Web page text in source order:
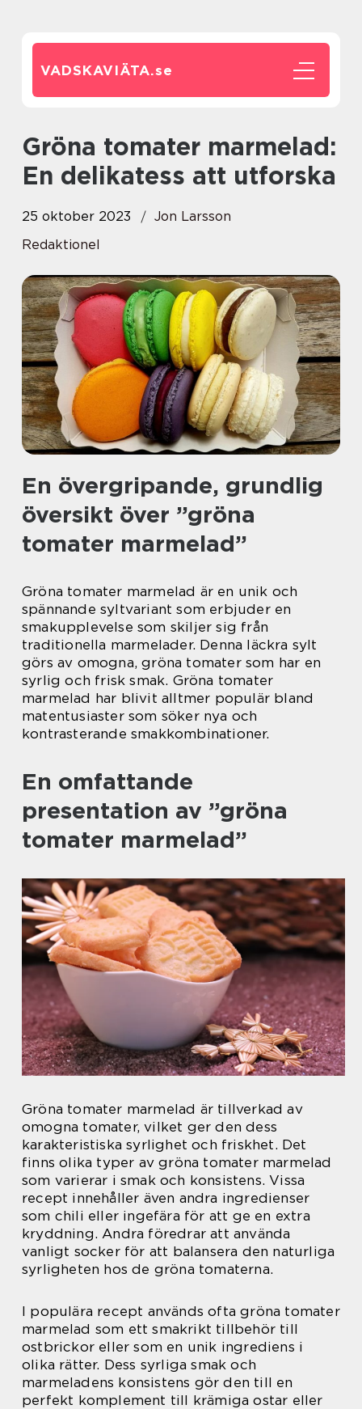
VADSKAVIÄTA.se
Gröna tomater marmelad:
En delikatess att utforska
25 oktober 2023
Jon Larsson
Redaktionel
En övergripande, grundlig
översikt över ”gröna
tomater marmelad”
Gröna tomater marmelad är en unik och
spännande syltvariant som erbjuder en
smakupplevelse som skiljer sig från
traditionella marmelader. Denna läckra sylt
görs av omogna, gröna tomater som har en
syrlig och frisk smak. Gröna tomater
marmelad har blivit alltmer populär bland
matentusiaster som söker nya och
kontrasterande smakkombinationer.
En omfattande
presentation av ”gröna
tomater marmelad”
Gröna tomater marmelad är tillverkad av
omogna tomater, vilket ger den dess
karakteristiska syrlighet och friskhet. Det
finns olika typer av gröna tomater marmelad
som varierar i smak och konsistens. Vissa
recept innehåller även andra ingredienser
som chili eller ingefära för att ge en extra
kryddning. Andra föredrar att använda
vanligt socker för att balansera den naturliga
syrligheten hos de gröna tomaterna.
I populära recept används ofta gröna tomater
marmelad som ett smakrikt tillbehör till
ostbrickor eller som en unik ingrediens i
olika rätter. Dess syrliga smak och
marmeladens konsistens gör den till en
perfekt komplement till krämiga ostar eller